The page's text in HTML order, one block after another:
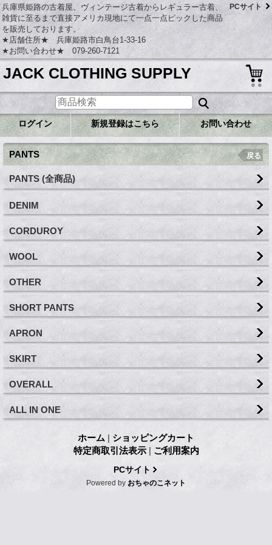
兵庫県姫路の古着屋、ヴィンテージ古着からレギュラー古着、
雑貨に至るまで直接アメリカ現地にて一点一点ピックした商品
を販売しております。
★店舗住所★ 兵庫姫路市白鳥台1-33-16
★お問い合わせ★ 079-260-7121
PCサイト
JACK CLOTHING SUPPLY
ログイン 新規登録はこちら お問い合わせ
PANTS 戻る
PANTS (全商品)
DENIM
CORDUROY
WOOL
OTHER
SHORT PANTS
APRON
SKIRT
OVERALL
ALL IN ONE
ホーム | ショッピングカート
特定商取引法表示 | ご利用案内
PCサイト
Powered by おちゃのこネット